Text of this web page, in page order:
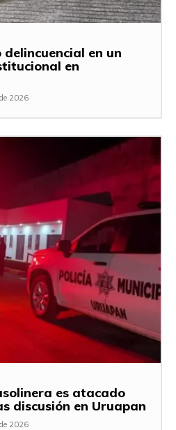
en un
en
2026
es atacado
discusión en Uruapan
2026